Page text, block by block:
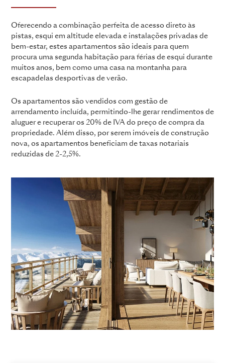
Oferecendo a combinação perfeita de acesso direto às
pistas, esqui em altitude elevada e instalações privadas de
bem-estar, estes apartamentos são ideais para quem
procura uma segunda habitação para férias de esqui durante
muitos anos, bem como uma casa na montanha para
escapadelas desportivas de verão.
Os apartamentos são vendidos com gestão de
arrendamento incluída, permitindo-lhe gerar rendimentos de
aluguer e recuperar os 20% de IVA do preço de compra da
propriedade. Além disso, por serem imóveis de construção
nova, os apartamentos beneficiam de taxas notariais
reduzidas de 2-2,5%.